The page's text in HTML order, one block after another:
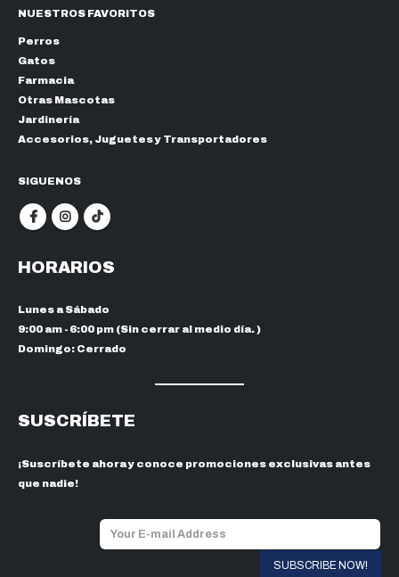
NUESTROS FAVORITOS
Perros
Gatos
Farmacia
Otras Mascotas
Jardinería
Accesorios, Juguetes y Transportadores
SIGUENOS
HORARIOS
Lunes a Sábado
9:00 am - 6:00 pm (Sin cerrar al medio día. )
Domingo: Cerrado
SUSCRÍBETE
¡Suscríbete ahora y conoce promociones exclusivas antes
que nadie!